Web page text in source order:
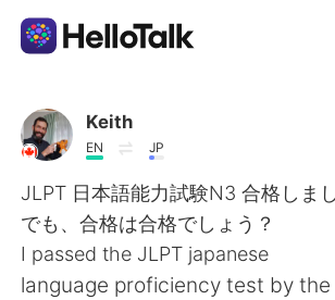
Language Exchange App
AI Grammar Checker
English
Keith
EN JP
JLPT 日本語能力試験N3 合格しま
でも、合格は合格でしょう？
I passed the JLPT japanese
language proficiency test by